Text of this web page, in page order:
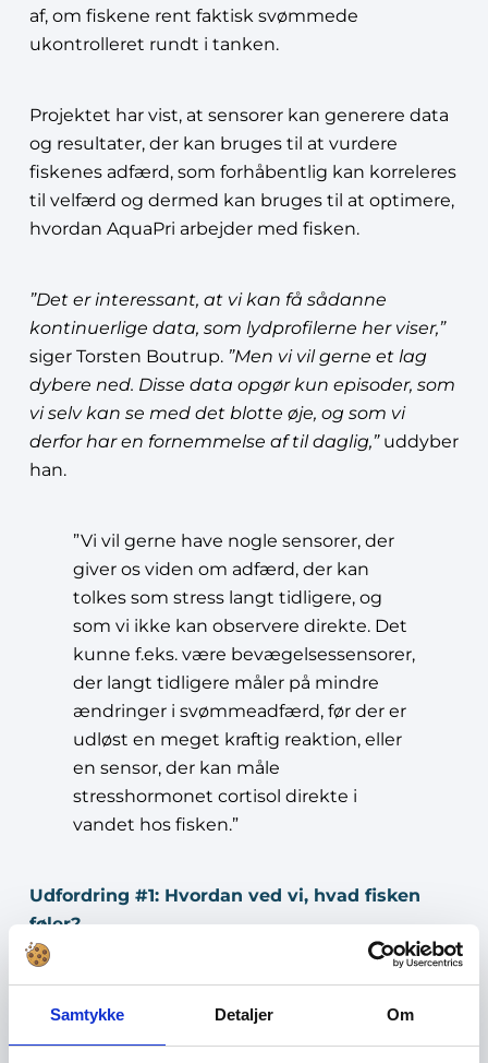
Samtykke Detaljer Om
af, om fiskene rent faktisk svømmede
ukontrolleret rundt i tanken.
Projektet har vist, at sensorer kan generere data
og resultater, der kan bruges til at vurdere
fiskenes adfærd, som forhåbentlig kan korreleres
til velfærd og dermed kan bruges til at optimere,
hvordan AquaPri arbejder med fisken.
”Det er interessant, at vi kan få sådanne
kontinuerlige data, som lydprofilerne her viser,”
siger Torsten Boutrup. ”Men vi vil gerne et lag
dybere ned. Disse data opgør kun episoder, som
vi selv kan se med det blotte øje, og som vi
derfor har en fornemmelse af til daglig,”uddyber
han.
”Vi vil gerne have nogle sensorer, der
giver os viden om adfærd, der kan
tolkes som stress langt tidligere, og
som vi ikke kan observere direkte. Det
kunne f.eks. være bevægelsessensorer,
der langt tidligere måler på mindre
ændringer i svømmeadfærd, før der er
udløst en meget kraftig reaktion, eller
en sensor, der kan måle
stresshormonet cortisol direkte i
vandet hos fisken.”
Udfordring #1: Hvordan ved vi, hvad fisken
føler?
Én af udfordringerne er, at man faktisk ikke ved
så frygteligt meget om fiskevelfærd, og at
forskningen ikke er entydig, betoner han. Der er